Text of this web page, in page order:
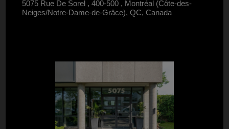
5075 Rue De Sorel , 400-500 , Montréal (Côte-des-
Neiges/Notre-Dame-de-Grâce), QC, Canada